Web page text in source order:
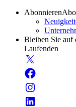
Abonnieren
Bleiben Sie auf
Laufenden